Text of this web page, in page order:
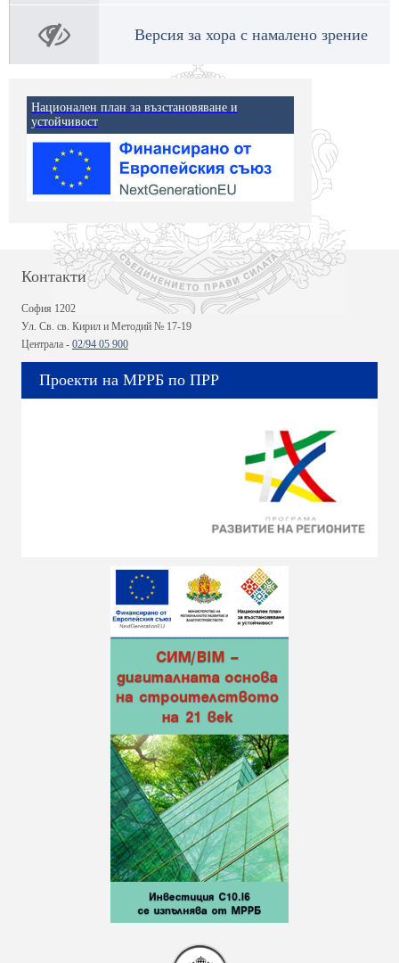
Версия за хора с намалено зрение
Национален план за възстановяване и
устойчивост
Контакти
София 1202
Ул. Св. св. Кирил и Методий № 17-19
Централа - 02/94 05 900
Проекти на МРРБ по ПРР